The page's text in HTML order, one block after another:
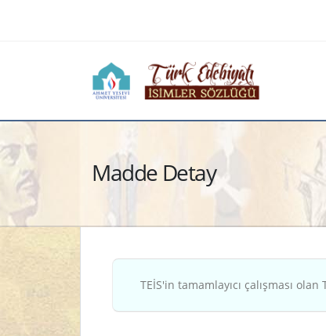
Madde Detay
TEİS'in tamamlayıcı çalışması